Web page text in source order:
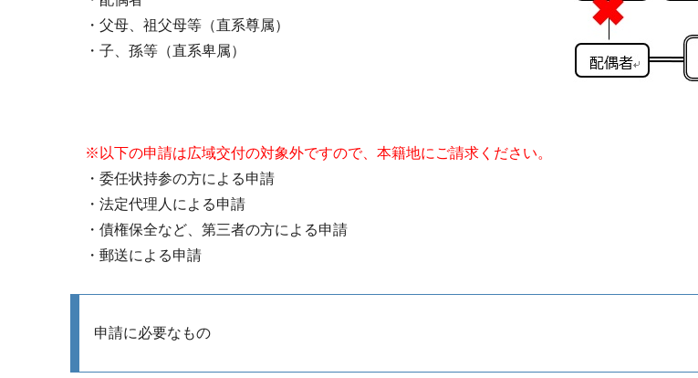
・父母、祖父母等（直系尊属）
・子、孫等（直系卑属）
※以下の申請は広域交付の対象外ですので、本籍地にご請求ください。
・委任状持参の方による申請
・法定代理人による申請
・債権保全など、第三者の方による申請
・郵送による申請
申請に必要なもの